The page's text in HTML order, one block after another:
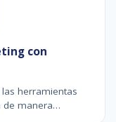
con
herramientas
de manera…